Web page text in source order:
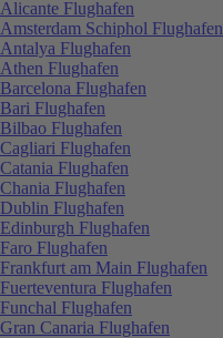
Alicante Flughafen
Amsterdam Schiphol Flughafen
Antalya Flughafen
Athen Flughafen
Barcelona Flughafen
Bari Flughafen
Bilbao Flughafen
Cagliari Flughafen
Catania Flughafen
Chania Flughafen
Dublin Flughafen
Edinburgh Flughafen
Faro Flughafen
Frankfurt am Main Flughafen
Fuerteventura Flughafen
Funchal Flughafen
Gran Canaria Flughafen